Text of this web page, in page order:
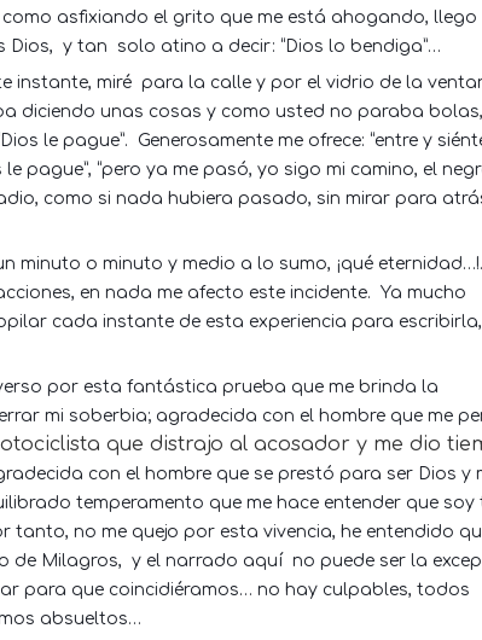
asfixiando el grito que me está ahogando, llego
Dios,
y tan
solo atino a decir: “Dios lo bendiga”…
instante, miré para la calle y por el vidrio de la
diciendo unas cosas y como usted no paraba bolas,
le pague”.
Generosamente me ofrece: “entre y
le pague”, “pero ya me pasó, yo sigo mi camino, el
como si nada hubiera pasado, sin mirar para
minuto o minuto y medio a lo sumo, ¡qué eternidad…!.
en nada me afecto este incidente.
Ya mucho
cada instante de esta experiencia para
por esta fantástica prueba que me brinda la
mi soberbia; agradecida con el hombre que me
que distrajo al acosador y me dio
con el hombre que se prestó para ser Dios y
temperamento que me hace entender que soy
no me quejo por esta vivencia, he entendido
de Milagros,
y el narrado aquí
no puede ser la
para que coincidiéramos… no hay culpables, todos
absueltos…